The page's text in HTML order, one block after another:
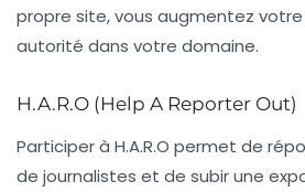
propre site, vous augmentez
autorité dans votre domaine.
H.A.R.O (Help A Reporter Out)
Participer à H.A.R.O permet de
de journalistes et de subir une